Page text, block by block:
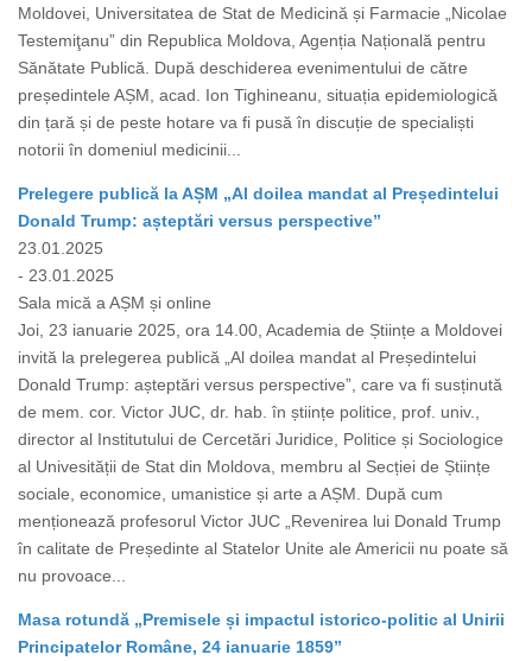
Moldovei, Universitatea de Stat de Medicină și Farmacie „Nicolae
Testemiţanu” din Republica Moldova, Agenția Națională pentru
Sănătate Publică. După deschiderea evenimentului de către
președintele AȘM, acad. Ion Tighineanu, situația epidemiologică
din țară și de peste hotare va fi pusă în discuție de specialiști
notorii în domeniul medicinii...
Prelegere publică la AȘM „Al doilea mandat al Președintelui
Donald Trump: așteptări versus perspective”
23.01.2025
- 23.01.2025
Sala mică a AȘM și online
Joi, 23 ianuarie 2025, ora 14.00, Academia de Științe a Moldovei
invită la prelegerea publică „Al doilea mandat al Președintelui
Donald Trump: așteptări versus perspective”, care va fi susținută
de mem. cor. Victor JUC, dr. hab. în științe politice, prof. univ.,
director al Institutului de Cercetări Juridice, Politice și Sociologice
al Univesității de Stat din Moldova, membru al Secției de Științe
sociale, economice, umanistice și arte a AȘM. După cum
menționează profesorul Victor JUC „Revenirea lui Donald Trump
în calitate de Președinte al Statelor Unite ale Americii nu poate să
nu provoace...
Masa rotundă „Premisele și impactul istorico-politic al Unirii
Principatelor Române, 24 ianuarie 1859”